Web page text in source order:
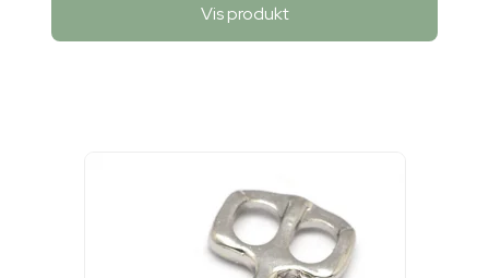
Vis produkt